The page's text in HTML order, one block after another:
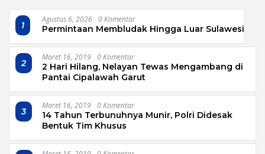
1
Agustus 6, 2026 0 Komentar
Permintaan Membludak Hingga Luar Sulawesi
2
Maret 16, 2019 0 Komentar
2 Hari Hilang, Nelayan Tewas Mengambang di
Pantai Cipalawah Garut
3
Maret 16, 2019 0 Komentar
14 Tahun Terbunuhnya Munir, Polri Didesak
Bentuk Tim Khusus